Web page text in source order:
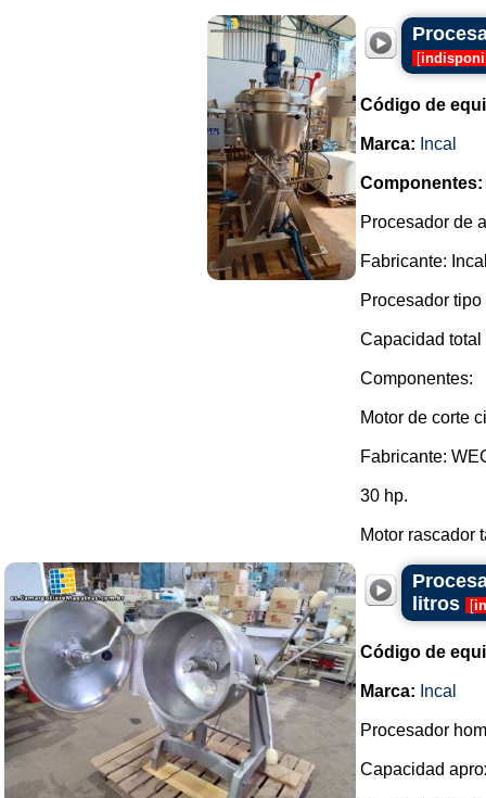
[
Código de
Marca: Incal
Componentes:
Procesador de
Fabricante:
Procesador tipo
Capacidad total
Componentes:
Motor de corte
Fabricante:
30 hp.
Motor rascador
litros
[
Código de
Marca: Incal
Procesador
Capacidad